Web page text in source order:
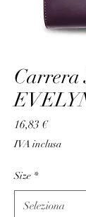
Carrera
16,83 €Prezzo
IVA inclusa
Size *